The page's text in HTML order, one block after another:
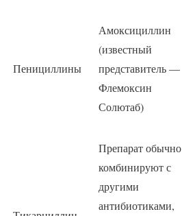
Пенициллины
Амоксициллин
(известный
представитель —
Флемоксин
Солютаб)
Препарат обычно
комбинируют с
другими
антибиотиками,